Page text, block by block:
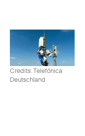
Credits: Telefónica
Deutschland